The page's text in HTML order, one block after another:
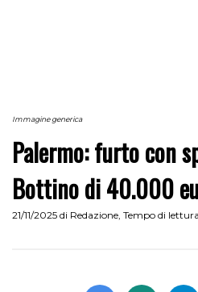
Immagine generica
Palermo: furto con
Bottino di 40.000
21/11/2025 di Redazione, Tempo di